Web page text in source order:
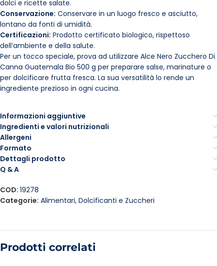
dolci e ricette salate.
Conservazione: Conservare in un luogo fresco e asciutto,
lontano da fonti di umidità.
Certificazioni: Prodotto certificato biologico, rispettoso
dell’ambiente e della salute.
Per un tocco speciale, prova ad utilizzare Alce Nero Zucchero Di
Canna Guatemala Bio 500 g per preparare salse, marinature o
per dolcificare frutta fresca. La sua versatilità lo rende un
ingrediente prezioso in ogni cucina.
Informazioni aggiuntive
Ingredienti e valori nutrizionali
Allergeni
Formato
Dettagli prodotto
Q & A
COD: 19278
Categorie: Alimentari, Dolcificanti e Zuccheri
Prodotti correlati